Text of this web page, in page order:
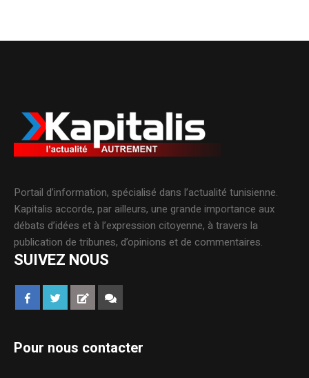
Portail d’information, spécialisé dans l’actualité tunisienne.
Kapitalis accorde, par ailleurs, une grande importance aux
débats d’idées et à l’expression citoyenne, à travers la
publication de tribunes, d’opinions et de commentaires.
SUIVEZ NOUS
Pour nous contacter